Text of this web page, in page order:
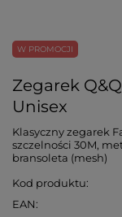
W PROMOCJI
Zegarek
Unisex
Klasyczny zegarek
szczelności 30M,
bransoleta (mesh)
Kod produktu
EAN